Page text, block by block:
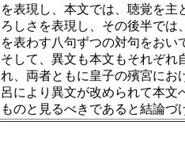
を表現し、本文では、聴覚を主
ろしさを表現し、その後半では
を表わす八句ずつの対句をおい
そして、異文も本文もそれぞれ
れ、両者ともに皇子の殯宮にお
呂により異文が改められて本文
ものと見るべきであると結論づ